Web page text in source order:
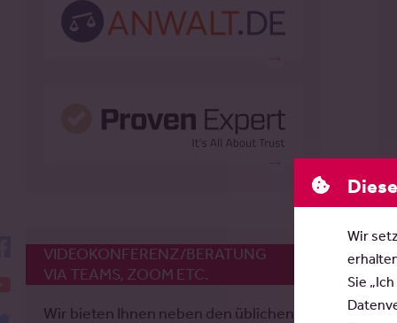
VIDEOKONFERENZ/BERATUNG
VIA TEAMS, ZOOM ETC.
Wir bieten Ihnen neben den üblichen
facebook
YouTube
twitter
Wir
Sie